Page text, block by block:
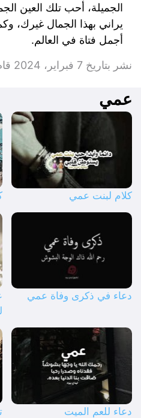
الجميلة، أحب تلك العين
يراني بهذا الجمال غيرك،
أجمل فتاة في العالم.
نشر بتاريخ 7 فبراير، 2024
عمي
كلام لبنت عمي
دعاء في ذكرى وفاة عمي
دعاء للعم الميت